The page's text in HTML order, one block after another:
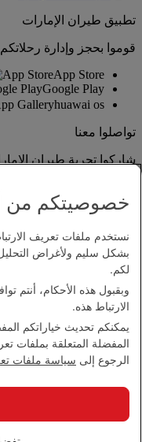
تطبيق طيران الإمارات
قوموا بحجز وإدارة رحلاتكم
App StoreApp Store
PlayGoogle Play
Galleryhuawai os
تواصلوا معنا
شاركوا تجربة طيران
بيان إمكانية الدخول
اتصل بنا
سياسة الخصوصية
الشروط والأحكام
سياسة ملفات تعريف
بيان الشفافية
خصوصيتكم من
نستخدم ملفات تعريف
بشكل سليم ولأغراض
لكم.
وبقبول هذه الأحكام، أنتم
الارتباط هذه.
يمكنكم تحديث خياراتكم
المفضلة المتعلقة بملفات
الرجوع إلى سياسة ملفات